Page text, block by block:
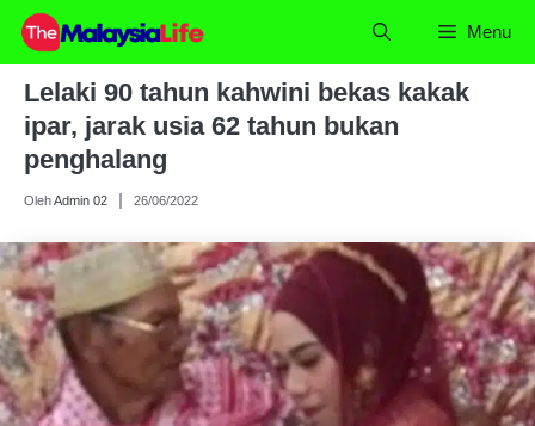
Skip
content
Menu
Lelaki 90 tahun kahwini bekas kakak
ipar, jarak usia 62 tahun bukan
penghalang
OlehAdmin 02 26/06/2022